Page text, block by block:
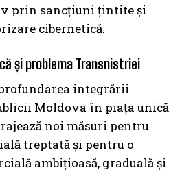
prin sancțiuni țintite și
cibernetică.
și problema Transnistriei
integrării
Moldova în piața unică
noi măsuri pentru
treptată și pentru o
ambițioasă, graduală și